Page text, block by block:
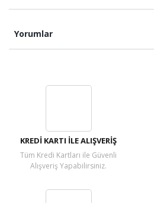
Yorumlar
KREDİ KARTI İLE ALIŞVERİŞ
Tüm Kredi Kartları ile Güvenli
Alışveriş Yapabilirsiniz.